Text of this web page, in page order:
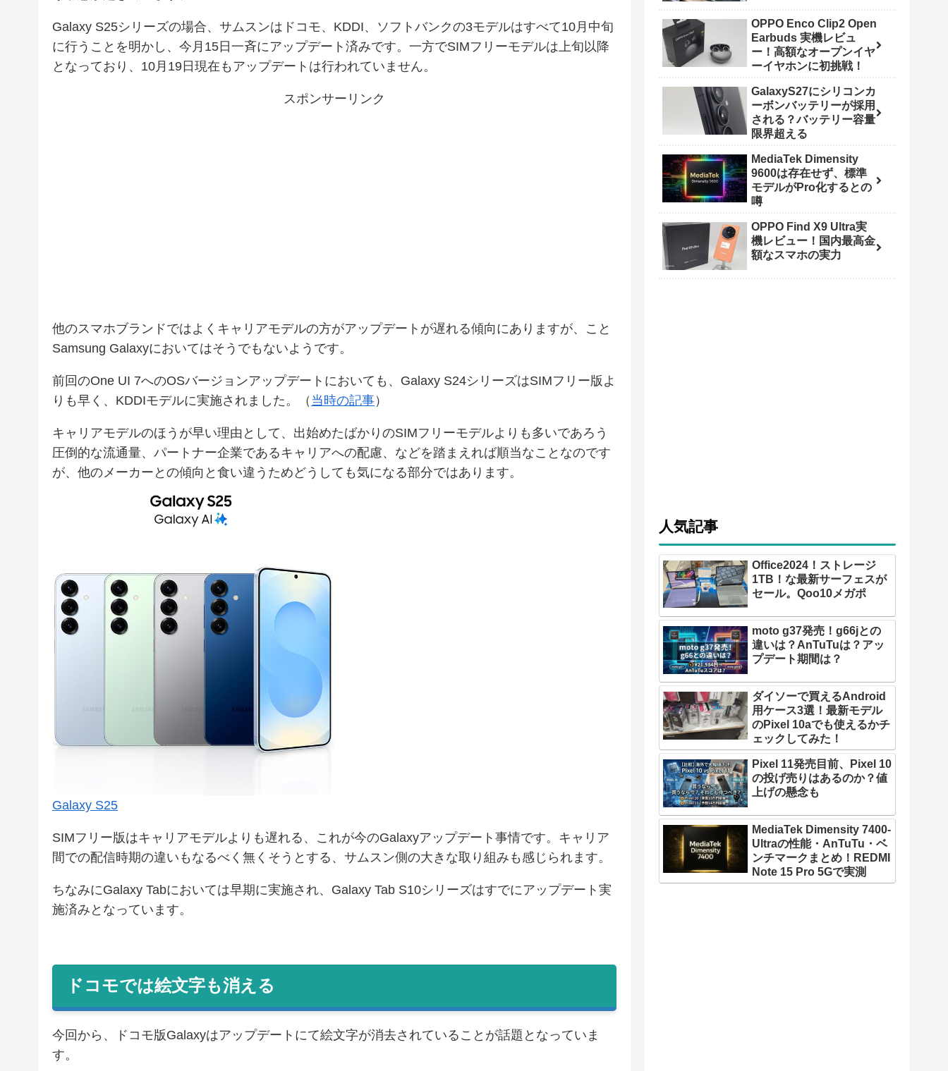
Galaxy S25シリーズの場合、サムスンはドコモ、KDDI、ソフトバンクの3モデルはすべて10月中旬
に行うことを明かし、今月15日一斉にアップデート済みです。一方でSIMフリーモデルは上旬以降
となっており、10月19日現在もアップデートは行われていません。
スポンサーリンク
他のスマホブランドではよくキャリアモデルの方がアップデートが遅れる傾向にありますが、こと
Samsung Galaxyにおいてはそうでもないようです。
前回のOne UI 7へのOSバージョンアップデートにおいても、Galaxy S24シリーズはSIMフリー版よ
りも早く、KDDIモデルに実施されました。（ 当時の記事）
キャリアモデルのほうが早い理由として、出始めたばかりのSIMフリーモデルよりも多いであろう
圧倒的な流通量、パートナー企業であるキャリアへの配慮、などを踏まえれば順当なことなのです
が、他のメーカーとの傾向と食い違うためどうしても気になる部分ではあります。
Galaxy S25
SIMフリー版はキャリアモデルよりも遅れる、これが今のGalaxyアップデート事情です。キャリア
間での配信時期の違いもなるべく無くそうとする、サムスン側の大きな取り組みも感じられます。
ちなみにGalaxy Tabにおいては早期に実施され、Galaxy Tab S10シリーズはすでにアップデート実
施済みとなっています。
ドコモでは絵文字も消える
今回から、ドコモ版Galaxyはアップデートにて絵文字が消去されていることが話題となっていま
す。
OPPO Enco Clip2 Open
Earbuds 実機レビュ
ー！高額なオープンイヤ
ーイヤホンに初挑戦！
GalaxyS27にシリコンカ
ーボンバッテリーが採用
される？バッテリー容量
限界超える
MediaTek Dimensity
9600は存在せず、標準
モデルがPro化するとの
噂
OPPO Find X9 Ultra実
機レビュー！国内最高金
額なスマホの実力
人気記事
Office2024！ストレージ
1TB！な最新サーフェスが
セール。Qoo10メガポ
moto g37発売！g66jとの
違いは？AnTuTuは？アッ
プデート期間は？
ダイソーで買えるAndroid
用ケース3選！最新モデル
のPixel 10aでも使えるかチ
ェックしてみた！
Pixel 11発売目前、Pixel 10
の投げ売りはあるのか？値
上げの懸念も
MediaTek Dimensity 7400-
Ultraの性能・AnTuTu・ベ
ンチマークまとめ！REDMI
Note 15 Pro 5Gで実測